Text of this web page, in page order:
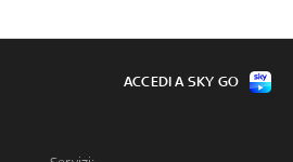
ACCEDI A SKY GO